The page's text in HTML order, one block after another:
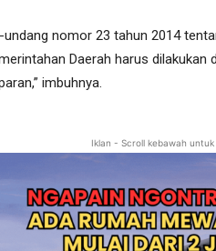
undang nomor 23 tahun 2014
Daerah harus
imbuhnya.
Iklan - Scroll kebawah